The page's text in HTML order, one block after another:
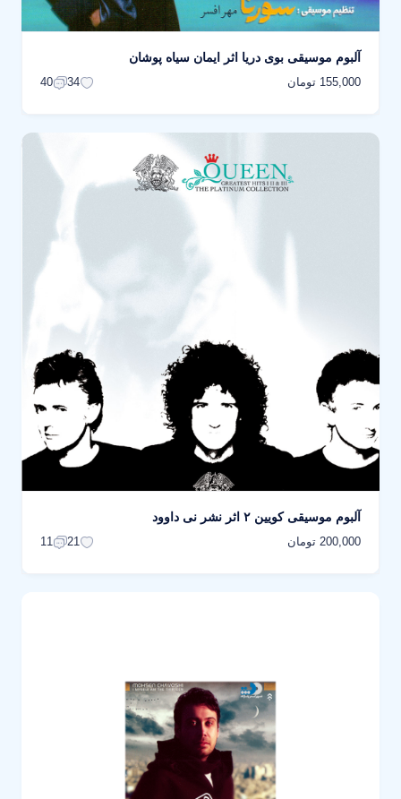
آلبوم موسیقی بوی دریا اثر ایمان سیاه پوشان
155,000 تومان 34
40
آلبوم موسیقی کویین ۲ اثر نشر نی داوود
200,000 تومان 21
11